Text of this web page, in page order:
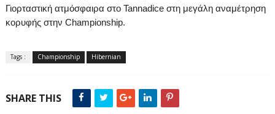
Γιορταστική ατμόσφαιρα στο Tannadiceστη μεγάλη αναμέτρηση
κορυφής στην Championship.
Tags : Championship Hibernian
SHARE THIS